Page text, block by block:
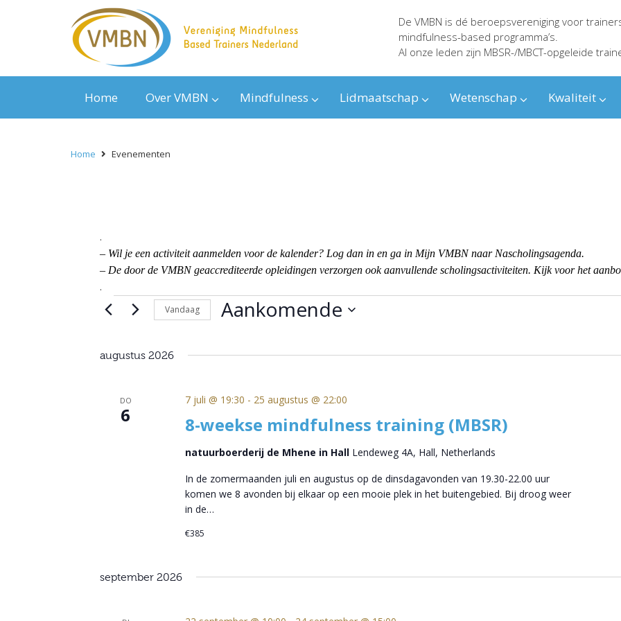
De VMBN is dé beroepsvereniging voor
mindfulness-based programma’s.
Al onze leden zijn MBSR-/MBCT-opgeleide
Home Over VMBN Mindfulness Lidmaatschap Wetenschap Kwaliteit
Home Evenementen
.
– Wil je een activiteit aanmelden voor de kalender? Log dan in en ga in Mijn VMBN naar Nascholingsagenda.
– De door de VMBN geaccrediteerde opleidingen verzorgen ook aanvullende scholingsactiviteiten. Kijk voor het
.
Evenementen
Vandaag Aankomende
augustus 2026
DO
6 8-weekse mindfulness training (MBSR)
7 juli @ 19:30 - 25 augustus @ 22:00
natuurboerderij de Mhene in Hall Lendeweg 4A, Hall, Netherlands
In de zomermaanden juli en augustus op de dinsdagavonden van 19.30-22.00 uur
komen we 8 avonden bij elkaar op een mooie plek in het buitengebied. Bij droog weer
in de…
€385
september 2026